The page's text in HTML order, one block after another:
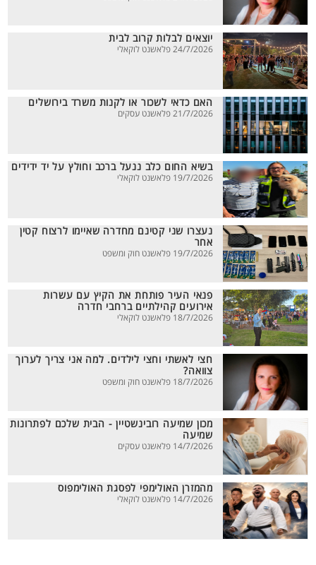
יוצאים לבלות קרוב לבית
24/7/2026 פלאשנט לוקאלי
האם כדאי לשכור או לקנות משרד בירושלים
21/7/2026 פלאשנט עסקים
בשיא החום כלב ננעל ברכב וחולץ על יד ידידים
19/7/2026 פלאשנט לוקאלי
נעצרו שני קטינם מחדרה שאיימו לרצוח קטין
אחר
19/7/2026 פלאשנט חוק ומשפט
פנאי העיר פותחת את הקיץ עם עשרות
אירועים קהילתיים ברחבי חדרה
18/7/2026 פלאשנט לוקאלי
חצי לאשתי וחצי לילדים. למה אני צריך לערוך
צוואה?
18/7/2026 פלאשנט חוק ומשפט
מכון שמיעה רובינשטיין - הבית שלכם לפתרונות
שמיעה
14/7/2026 פלאשנט עסקים
מהמזרן האולימפי לפסגת האולימפוס
14/7/2026 פלאשנט לוקאלי